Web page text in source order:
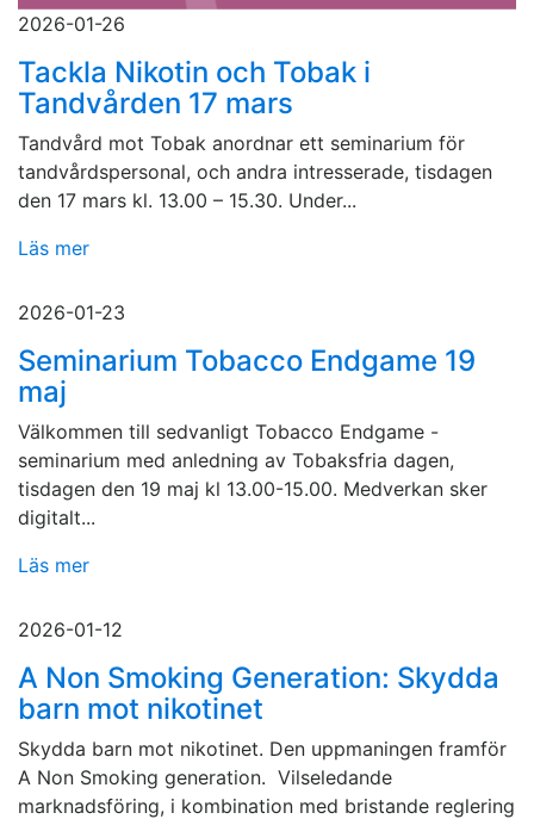
2026-01-26
Tackla Nikotin och Tobak i
Tandvården 17 mars
Tandvård mot Tobak anordnar ett seminarium för
tandvårdspersonal, och andra intresserade, tisdagen
den 17 mars kl. 13.00 – 15.30. Under...
Läs mer
2026-01-23
Seminarium Tobacco Endgame 19
maj
Välkommen till sedvanligt Tobacco Endgame -
seminarium med anledning av Tobaksfria dagen,
tisdagen den 19 maj kl 13.00-15.00. Medverkan sker
digitalt...
Läs mer
2026-01-12
A Non Smoking Generation: Skydda
barn mot nikotinet
Skydda barn mot nikotinet. Den uppmaningen framför
A Non Smoking generation. Vilseledande
marknadsföring, i kombination med bristande reglering